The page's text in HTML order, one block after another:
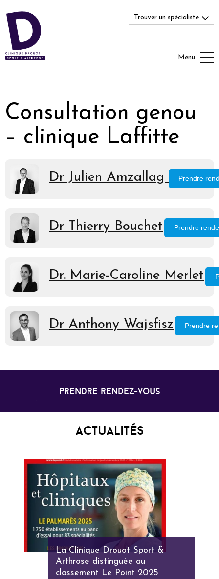
Trouver un spécialiste
Menu
Consultation genou
– clinique Laffitte
Dr Julien Amzallag Prendre
Dr Thierry Bouchet Prendre
Dr. Marie-Caroline Merlet
Dr Anthony Wajsfisz Prendre
prendre rendez-vous
Actualités
La Clinique Drouot Sport &
Arthrose distinguée au
classement Le Point 2025